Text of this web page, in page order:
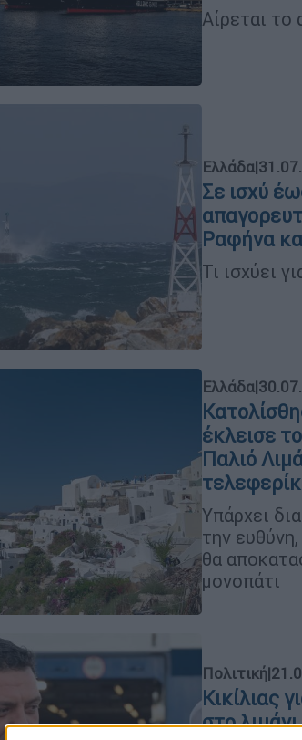
Αίρεται το
Ελλάδα|
Σε ισχύ
Ραφήνα
Τι ισχύει
Ελλάδα|
έκλεισε
Παλιό
τελεφερίκ
Υπάρχει
την
θα
μονοπάτι
Πολιτική|
Κικίλιας
στο